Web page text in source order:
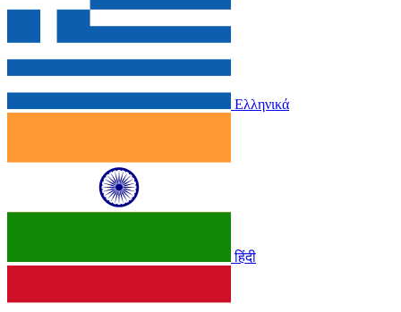
Ελληνικά
हिंदी